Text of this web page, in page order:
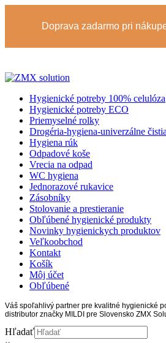
Doprava zadarmo pri
Hygienické potreby 100% celulóza
Hygienické potreby ECO
Priemyselné rolky
Drogéria-hygiena-univerzálne
Hygiena rúk
Odpadové koše
Vrecia na odpad
WC hygiena
Jednorazové rukavice
Zásobníky
Stolovanie a prestieranie
Obľúbené hygienické produkty
Novinky hygienickych produktov
Veľkoobchod
Kontakt
Košík
Môj účet
Obľúbené
Váš spoľahlivý partner pre kvalitné hygienické
distributor značky MILDI pre Slovensko ZMX
Hľadať